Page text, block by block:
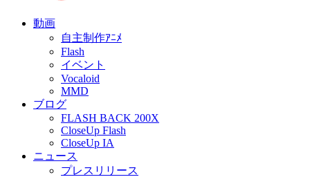
個人制作アニメを中心とした動画紹介ブログ
動画
自主制作ｱﾆﾒ
Flash
イベント
Vocaloid
MMD
ブログ
FLASH BACK 200X
CloseUp Flash
CloseUp IA
ニュース
プレスリリース